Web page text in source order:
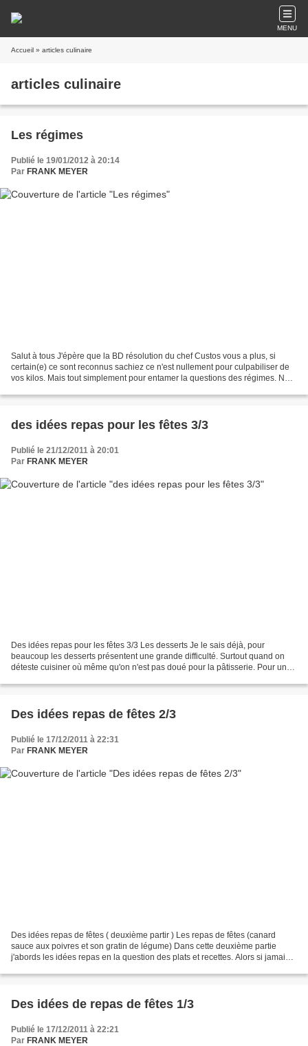
MENU
Accueil » articles culinaire
articles culinaire
Les régimes
Publié le 19/01/2012 à 20:14
Par FRANK MEYER
Salut à tous J'épère que la BD résolution du chef Custos vous a plus, si
certain(e) ce sont reconnus sachiez ce n'est nullement pour culpabiliser de
vos kilos. Mais tout simplement pour entamer la questions des régimes. Non
des idées repas pour les fêtes 3/3
Publié le 21/12/2011 à 20:01
Par FRANK MEYER
Des idées repas pour les fêtes 3/3 Les desserts Je le sais déjà, pour
beaucoup les desserts présentent une grande difficulté. Surtout quand on
déteste cuisiner où même qu'on n'est pas doué pour la pâtisserie. Pour un
Des idées repas de fêtes 2/3
Publié le 17/12/2011 à 22:31
Par FRANK MEYER
Des idées repas de fêtes ( deuxième partir ) Les repas de fêtes (canard
sauce aux poivres et son gratin de légume) Dans cette deuxième partie
j'abords les idées repas en la question des plats et recettes. Alors si jamais
Des idées de repas de fêtes 1/3
Publié le 17/12/2011 à 22:21
Par FRANK MEYER